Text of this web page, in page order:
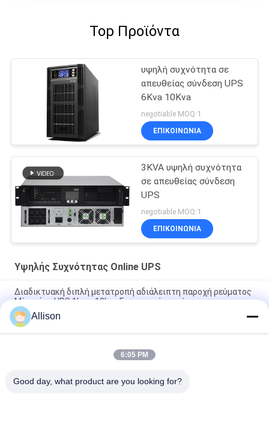
Top Προϊόντα
υψηλή συχνότητα σε
απευθείας σύνδεση UPS
6Kva 10Kva
negotiable MOQ:1
ΕΠΙΚΟΙΝΩΝΙΑ
3KVA υψηλή συχνότητα
σε απευθείας σύνδεση
UPS
negotiable MOQ:1
ΕΠΙΚΟΙΝΩΝΙΑ
Υψηλής Συχνότητας Online UPS
Διαδικτυακή διπλή μετατροπή αδιάλειπτη παροχή ρεύματος
Μία φάση UPS 1kva -10kva Για οικιακή γεννήτρια
Σε απευθείας σύνδεση ενιαία φάση UPS 1-10kva PF 1,0
διπλός-μετατροπής
PTEC Online Διπλής μετατροπής Μονό φάσης UPS 1-10kva PF
Allison
6:05 PM
Good day, what product are you looking for?